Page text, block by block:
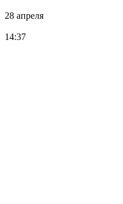
28 апреля
14:37